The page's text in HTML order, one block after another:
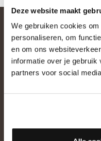
Deze website maakt
We gebruiken cookies
personaliseren, om
en om ons
informatie over je gebruik
partners voor social